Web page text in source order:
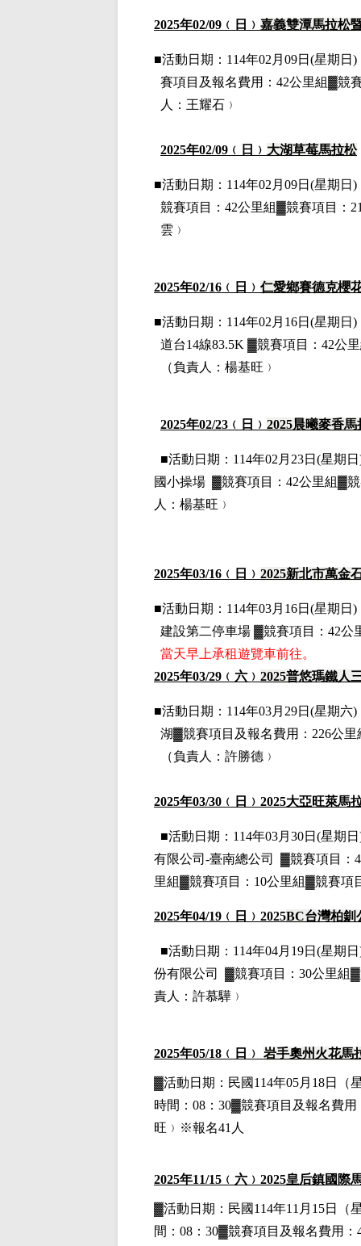
2025年02/09 ﹙日﹚ 嘉義雙潭馬拉松
■活動日期：114年02月09日(星期日
賽項目 及報名費用 ：42公里組▓競
人：王耀石﹚
2025年02/09 ﹙日﹚ 大湖草莓馬拉松
■活動日期：114年02月09日(星期日
競賽項目：42公里組▓競賽項目：
雲﹚
2025年02/16 ﹙日﹚ 仁愛鄉賽德克櫻
■活動日期：114年02月16日(星期日
道台14線83.5K ▓競賽項目：42公
（負責人：楊基旺﹚
2025年02/23 ﹙日﹚ 2025晨曦麥香馬
■活動日期：114年02月23日(星期
國小操場 ▓競賽項目：42公里組▓
人：楊基旺﹚
2025年03/16 ﹙日﹚ 2025新北市萬金
■活動日期：114年03月16日(星期日
建設第二停車場 ▓競賽項目：42公
當天早上承租遊覽車前往。
2025年03/29 ﹙六﹚ 2025普悠瑪鐵人
■活動日期：114年03月29日(星期六
湖▓競賽項目 及報名費用 ：226公
（負責人：許勝德﹚
2025年03/30 ﹙日﹚2025大亞旺萊馬
■活動日期：114年03月30日(星期
有限公司-臺南總公司
▓競賽項目：
里組▓競賽項目：10公里組▓競賽項
2025年04/19 ﹙日﹚2025BC台灣柏釧
■活動日期：114年04月19日(星期
份有限公司
▓競賽項目：30公里組
責人： 許慕驊﹚
2025年05/18 ﹙日﹚ 岩手奧州火花馬
▓活動日期： 民國114年05月18日
（
時間：08：30▓競賽項目 及報名費用
旺﹚※報名41人
2025年11/15 ﹙六﹚ 2025皇后鎮國際
▓活動日期： 民國114年11月15日
（
間：08：30▓競賽項目 及報名費用